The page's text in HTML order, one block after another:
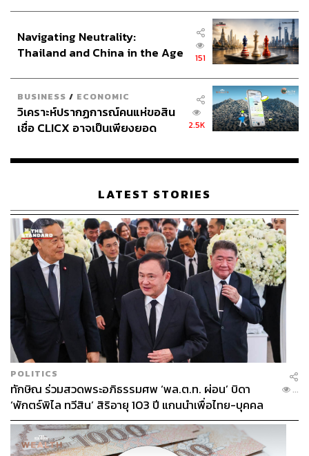
ABOUT THE AUTHOR
นักศึกษาฝึกงานกอง Lifestyle
Navigating Neutrality:
Thailand and China in the Age
151
BUSINESS / ECONOMIC
วิเคราะห์ปรากฏการณ์คนแห่ขอสิน
เชื่อ CLICX อาจเป็นเพียงยอด
เรือนไทยที่ถูกซุกไว้
2.5K
LATEST STORIES
POLITICS
ทักษิณ ร่วมสวดพระอภิธรรมศพ ‘พล.ต.ท. ผ่อน’ บิดา
‘พักตร์พิไล ทวีสิน’ สิริอายุ 103 ปี แกนนำเพื่อไทย-บุคคล
หลากวงการร่วมอาลัย
...